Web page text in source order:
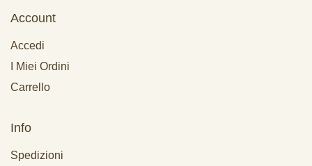
Account
Accedi
I Miei Ordini
Carrello
Info
Spedizioni